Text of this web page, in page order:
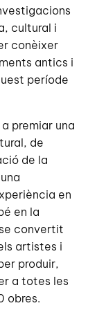
cultural i
conèixer
antics i
període
premiar una
de
de la
en
en la
convertit
artistes i
produir,
a totes les
obres.